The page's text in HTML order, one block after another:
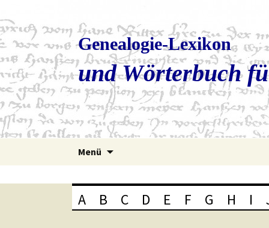
Genealogie-Lexikon
und Wörterbuch
Menü
A B C D E F G H I